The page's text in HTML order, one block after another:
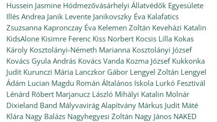
Hussein Jasmine Hódmezővásárhelyi Állatvédők Egyesülete
Illés Andrea Janik Levente Janikovszky Éva Kalafatics
Zsuzsanna Kapronczay Éva Kelemen Zoltán Keveházi Katalin
KidsAlone Kisimre Ferenc Kiss Norbert Kocsis Lilla Kokas
Károly Kosztolányi-Németh Marianna Kosztolányi József
Kovács Gyula András Kovács Vanda Kozma József Kukkonka
Judit Kurunczi Mária Lanczkor Gábor Lengyel Zoltán Lengyel
Ádám Lucian Magdu Román Általános Iskola Lurkó Fesztivál
Lénárd Róbert Marjanucz László Mihályi Katalin Molnár
Dixieland Band Mályvavirág Alapítvány Márkus Judit Máté
Klára Nagy Balázs Nagyhegyesi Zoltán Nagy János NAKED